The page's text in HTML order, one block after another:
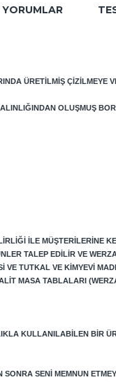
YORUMLAR
ÜRETILMIŞ ÇIZILMEYE
OLUŞMUŞ
ILE
TALEP EDILIR VE
TUTKAL VE KIMYEVI
MASA TABLALARI
KULLANILABILEN BIR
SENI MEMNUN